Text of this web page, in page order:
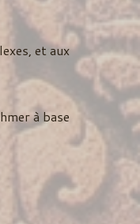
et aux
à base